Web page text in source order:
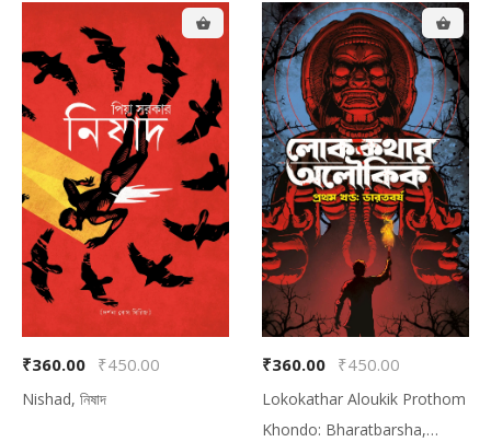
₹360.00 ₹450.00
Nishad, নিষাদ
₹360.00 ₹450.00
Lokokathar Aloukik Prothom
Khondo: Bharatbarsha,
Total Amount: $0.00